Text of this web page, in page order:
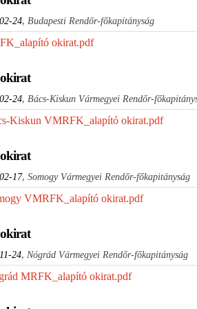
24, Budapesti Rendőr-főkapitányság
okirat.pdf
24, Bács-Kiskun Vármegyei Rendőr-
Kiskun VMRFK_alapító okirat.pdf
17, Somogy Vármegyei Rendőr-főkapitányság
VMRFK_alapító okirat.pdf
24, Nógrád Vármegyei Rendőr-főkapitányság
MRFK_alapító okirat.pdf